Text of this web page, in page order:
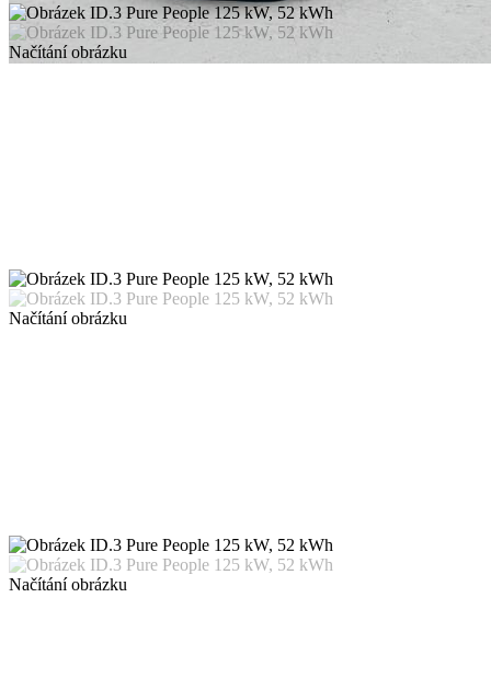
Načítání obrázku
Načítání obrázku
Načítání obrázku